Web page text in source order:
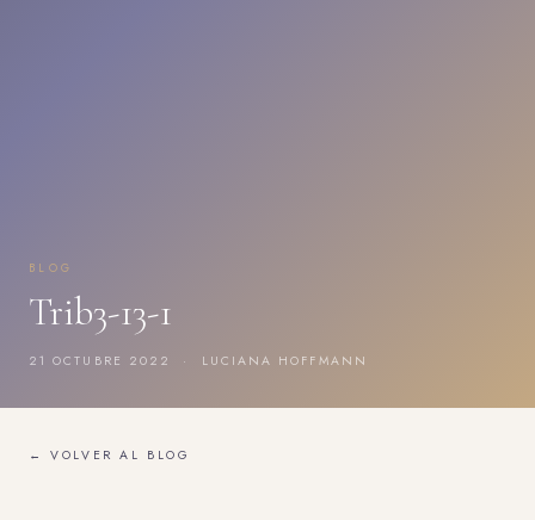
BLOG
Trib3-13-1
21 OCTUBRE 2022 · LUCIANA HOFFMANN
← VOLVER AL BLOG